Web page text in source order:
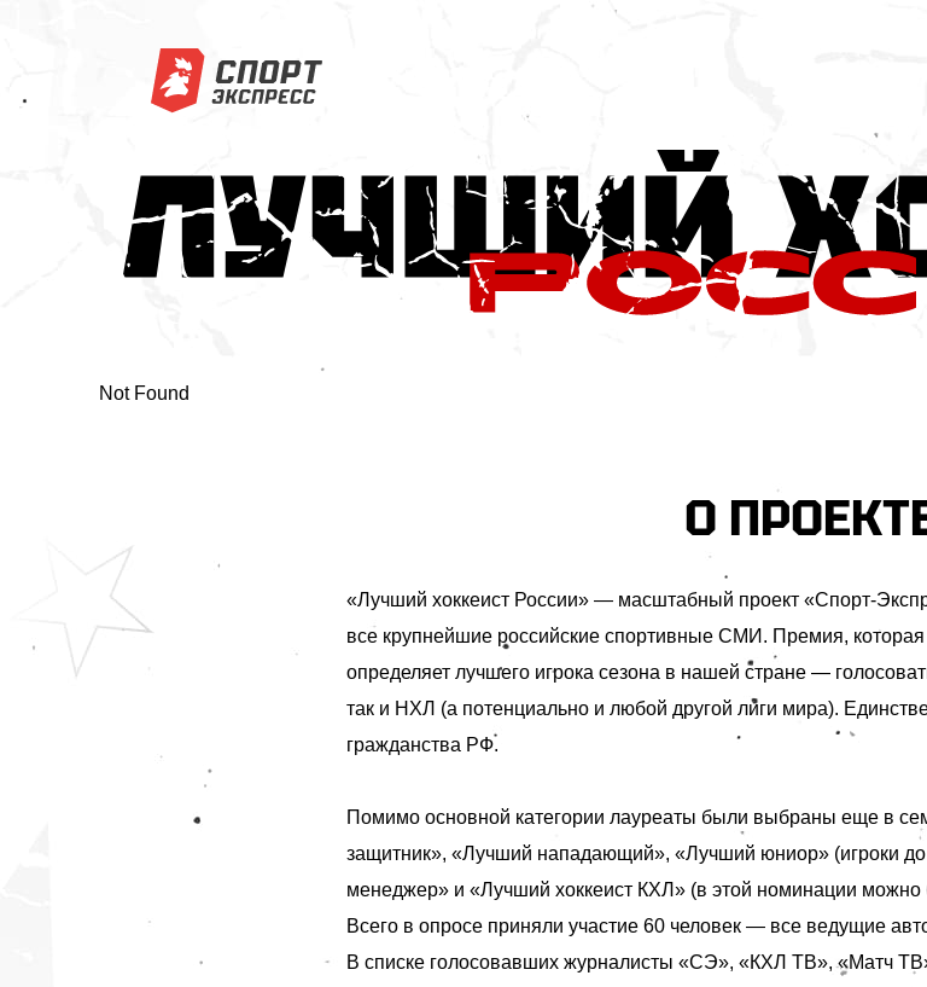
Not Found
О
«Лучший хоккеист России» — масштабный проект «Спорт-
все крупнейшие российские спортивные СМИ. Премия, которая
определяет лучшего игрока сезона в нашей стране —
так и НХЛ (а потенциально и любой другой лиги мира).
гражданства РФ.
Помимо основной категории лауреаты были выбраны еще в
защитник», «Лучший нападающий», «Лучший юниор» (игроки
менеджер» и «Лучший хоккеист КХЛ» (в этой номинации можно
Всего в опросе приняли участие 60 человек — все ведущие
В списке голосовавших журналисты «СЭ», «КХЛ ТВ», «Матч